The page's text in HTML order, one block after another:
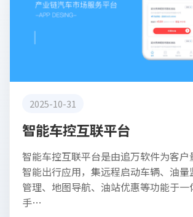
2025-10-31
智能车控互联平台
智能车控互联平台是由追万软件为客户
智能出行应用，集远程启动车辆、油
管理、地图导航、油站优惠等功能于一
手…